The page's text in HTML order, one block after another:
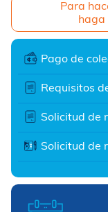
Para
haga
Pago de
Requisitos
Solicitud de
Solicitud de